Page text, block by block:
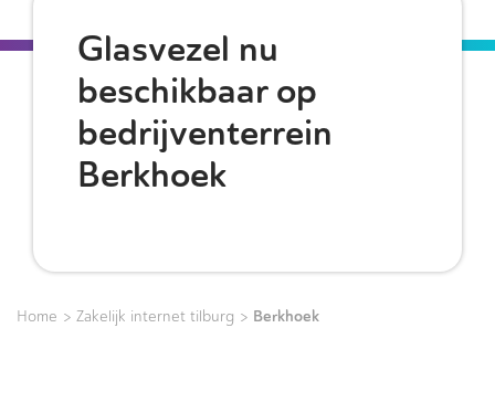
Glasvezel nu
beschikbaar op
bedrijventerrein
Berkhoek
Home > Zakelijk internet tilburg > Berkhoek